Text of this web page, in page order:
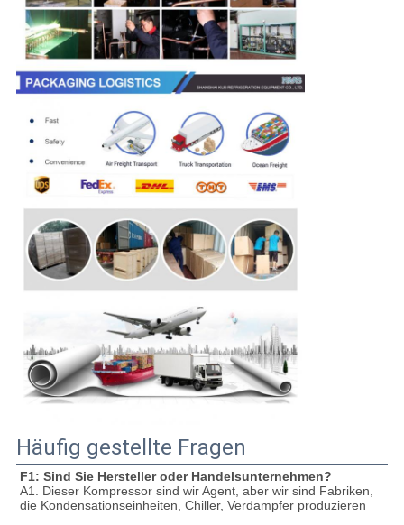
Häufig gestellte Fragen
F1: Sind Sie Hersteller oder Handelsunternehmen?
A1. Dieser Kompressor sind wir Agent, aber wir sind Fabriken,
die Kondensationseinheiten, Chiller, Verdampfer produzieren